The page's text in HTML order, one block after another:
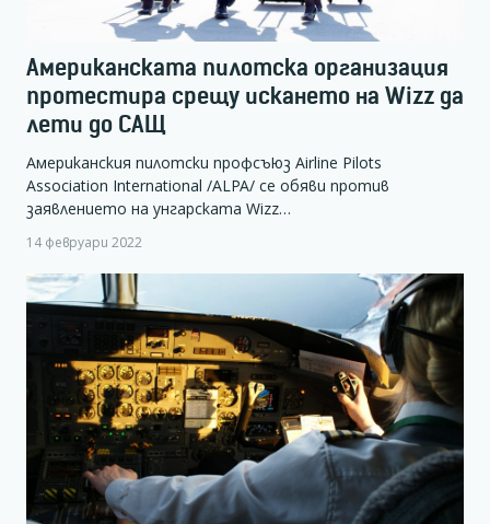
Американската пилотска организация
протестира срещу искането на Wizz да
лети до САЩ
Американския пилотски профсъюз Airline Pilots
Association International /ALPA/ се обяви против
заявлението на унгарската Wizz…
14 февруари 2022